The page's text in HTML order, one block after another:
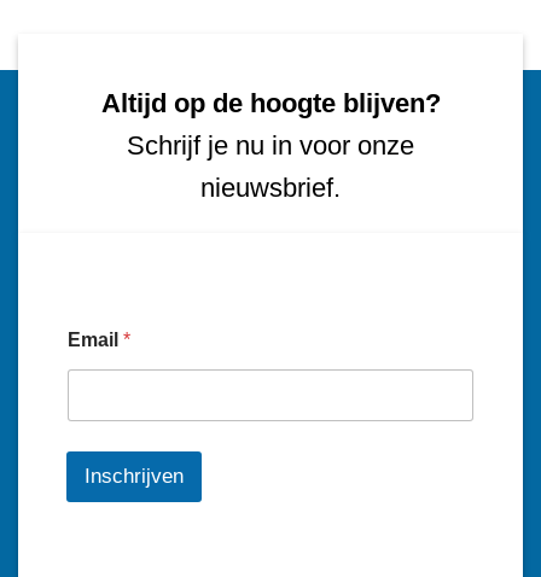
Altijd op de hoogte blijven?
Schrijf je nu in voor onze
nieuwsbrief.
Email *
Inschrijven